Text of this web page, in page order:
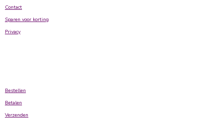
Contact
Sparen voor korting
Privacy
Bestellen
Betalen
Verzenden